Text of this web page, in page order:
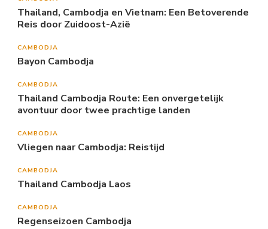
Thailand, Cambodja en Vietnam: Een Betoverende
Reis door Zuidoost-Azië
CAMBODJA
Bayon Cambodja
CAMBODJA
Thailand Cambodja Route: Een onvergetelijk
avontuur door twee prachtige landen
CAMBODJA
Vliegen naar Cambodja: Reistijd
CAMBODJA
Thailand Cambodja Laos
CAMBODJA
Regenseizoen Cambodja